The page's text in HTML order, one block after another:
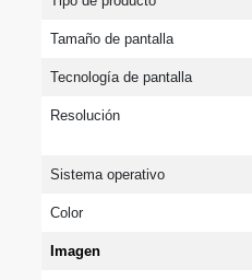
Tamaño de pantalla
Tecnología de pantalla
Resolución
Sistema operativo
Color
Imagen